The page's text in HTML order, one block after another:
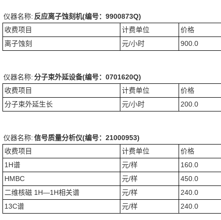
仪器名称: 反应离子蚀刻机(编号：9900873Q)
收费项目
计费单位
价格
离子蚀刻
元/小时 900.0
仪器名称:分子束外延设备(编号：0701620Q)
收费项目
计费单位
价格
分子束外延生长
元/小时 200.0
仪器名称:信号质量分析仪(编号：21000953)
收费项目
计费单位
价格
1H谱
元/样
160.0
HMBC
元/样
450.0
二维核磁 1H—1H相关谱
元/样
240.0
13C谱
元/样 240.0